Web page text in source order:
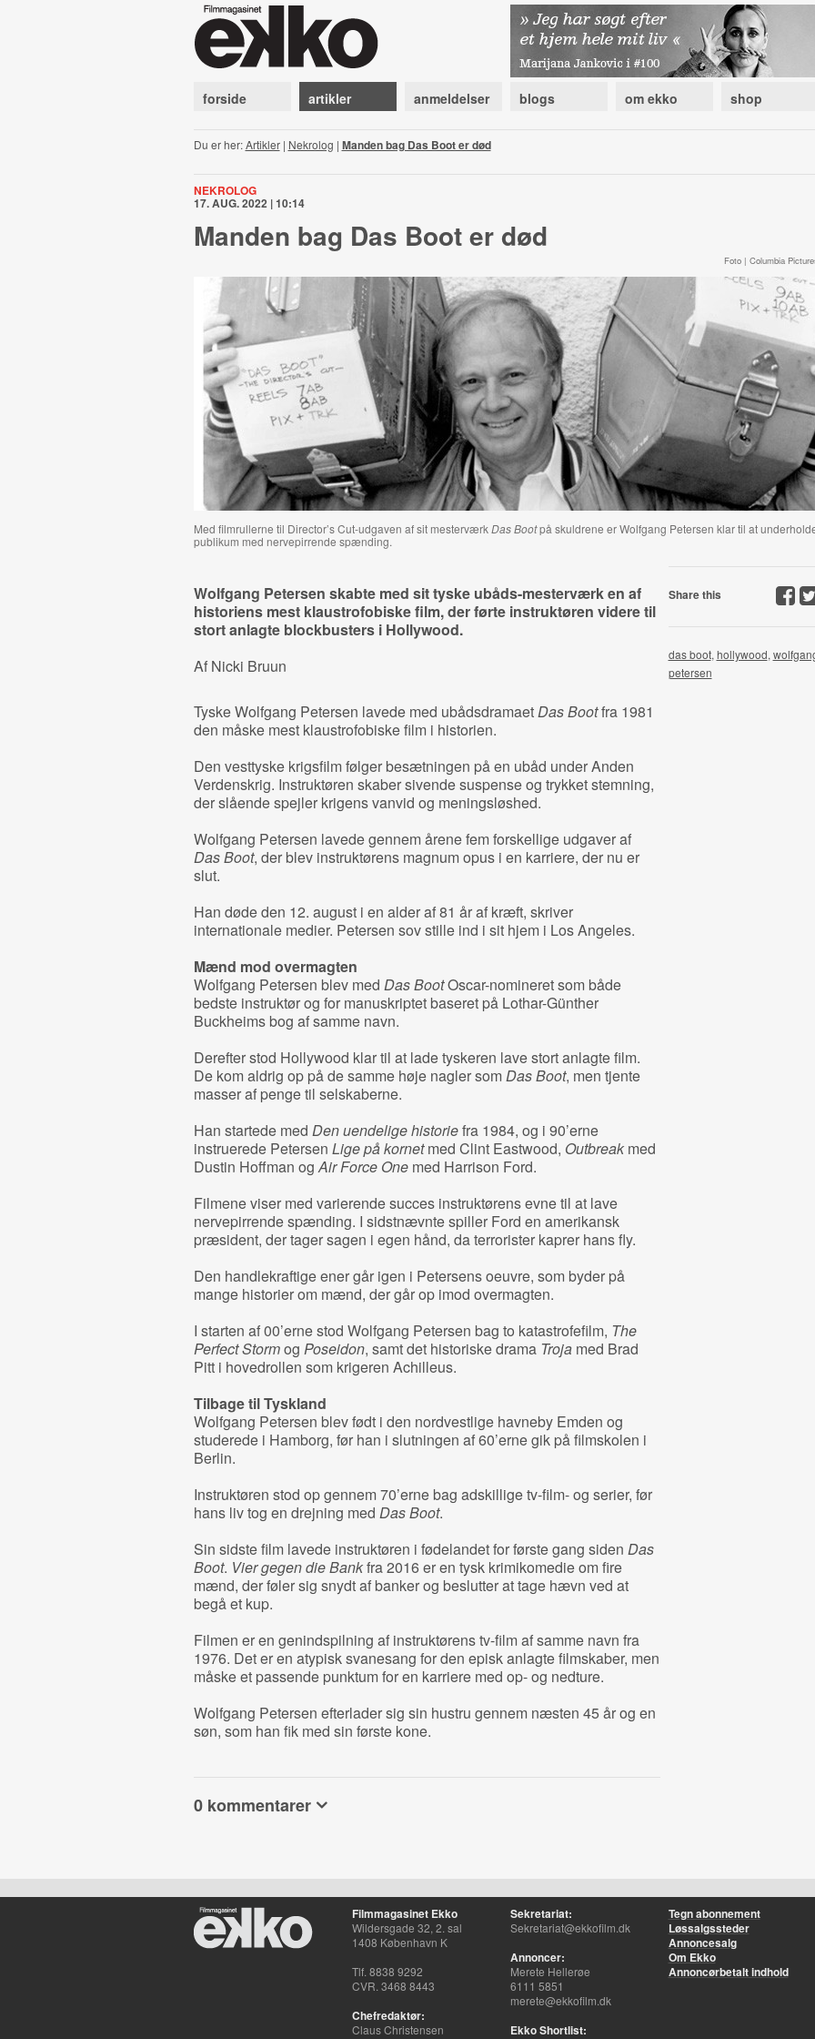
forside artikler anmeldelser blogs om ekko shop
Du er her:Artikler| Nekrolog | Manden bag Das Boot er død
NEKROLOG
17. AUG. 2022 | 10:14
Manden bag Das Boot er død
Foto | Columbia
Med filmrullerne til Director’s Cut-udgaven af sit mesterværkDas Bootpå skuldrene er Wolfgang Petersen klar til at
publikum med nervepirrende spænding.
Wolfgang Petersen skabte med sit tyske ubåds-mesterværk en af
historiens mest klaustrofobiske film, der førte instruktøren videre til
stort anlagte blockbusters i Hollywood.
Af Nicki Bruun
Tyske Wolfgang Petersen lavede med ubådsdramaetDas Bootfra 1981
den måske mest klaustrofobiske film i historien.
Den vesttyske krigsfilm følger besætningen på en ubåd under Anden
Verdenskrig. Instruktøren skaber sivende suspense og trykket stemning,
der slående spejler krigens vanvid og meningsløshed.
Wolfgang Petersen lavede gennem årene fem forskellige udgaver af
Das Boot, der blev instruktørens magnum opus i en karriere, der nu er
slut.
Han døde den 12. august i en alder af 81 år af kræft, skriver
internationale medier. Petersen sov stille ind i sit hjem i Los Angeles.
Mænd mod overmagten
Wolfgang Petersen blev med Das BootOscar-nomineret som både
bedste instruktør og for manuskriptet baseret på Lothar-Günther
Buckheims bog af samme navn.
Derefter stod Hollywood klar til at lade tyskeren lave stort anlagte film.
De kom aldrig op på de samme høje nagler somDas Boot, men tjente
masser af penge til selskaberne.
Han startede med Den uendelige historiefra 1984, og i 90’erne
instruerede Petersen Lige på kornetmed Clint Eastwood, Outbreakmed
Dustin Hoffman ogAir Force Onemed Harrison Ford.
Filmene viser med varierende succes instruktørens evne til at lave
nervepirrende spænding. I sidstnævnte spiller Ford en amerikansk
præsident, der tager sagen i egen hånd, da terrorister kaprer hans fly.
Den handlekraftige ener går igen i Petersens oeuvre, som byder på
mange historier om mænd, der går op imod overmagten.
I starten af 00’erne stod Wolfgang Petersen bag to katastrofefilm, The
Perfect Stormog Poseidon, samt det historiske drama Trojamed Brad
Pitt i hovedrollen som krigeren Achilleus.
Tilbage til Tyskland
Wolfgang Petersen blev født i den nordvestlige havneby Emden og
studerede i Hamborg, før han i slutningen af 60’erne gik på filmskolen i
Berlin.
Instruktøren stod op gennem 70’erne bag adskillige tv-film- og serier, før
hans liv tog en drejning med Das Boot.
Sin sidste film lavede instruktøren i fødelandet for første gang siden Das
Boot. Vier gegen die Bankfra 2016 er en tysk krimikomedie om fire
mænd, der føler sig snydt af banker og beslutter at tage hævn ved at
begå et kup.
Filmen er en genindspilning af instruktørens tv-film af samme navn fra
1976. Det er en atypisk svanesang for den episk anlagte filmskaber, men
måske et passende punktum for en karriere med op- og nedture.
Wolfgang Petersen efterlader sig sin hustru gennem næsten 45 år og en
søn, som han fik med sin første kone.
0 kommentarer
Share this
das boot, hollywood,
petersen
Filmmagasinet Ekko
Wildersgade 32, 2. sal
1408 København K
Tlf. 8838 9292
CVR. 3468 8443
Chefredaktør:
Claus Christensen
Sekretariat:
Sekretariat@ekkofilm.dk
Annoncer:
Merete Hellerøe
6111 5851
merete@ekkofilm.dk
Ekko Shortlist:
Tegn abonnement
Løssalgssteder
Annoncesalg
Om Ekko
Annoncørbetalt indhold